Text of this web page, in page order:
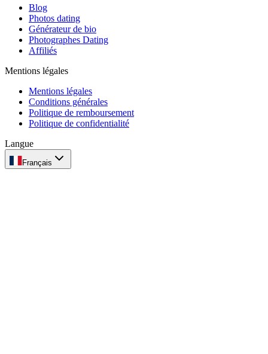
Blog
Photos dating
Générateur de bio
Photographes Dating
Affiliés
Mentions légales
Mentions légales
Conditions générales
Politique de remboursement
Politique de confidentialité
Langue
Français